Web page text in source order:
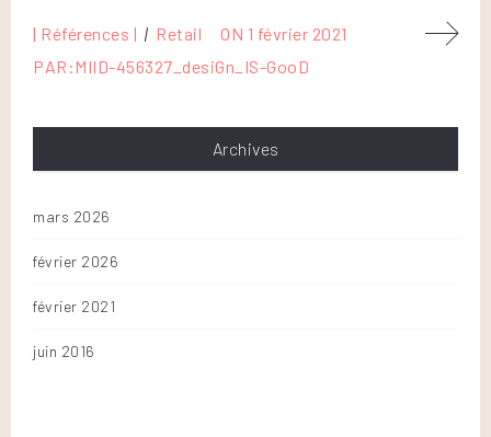
| Références | Retail ON 1 février 2021
PAR: MIID-456327_desiGn_IS-GooD
Archives
mars 2026
février 2026
février 2021
juin 2016